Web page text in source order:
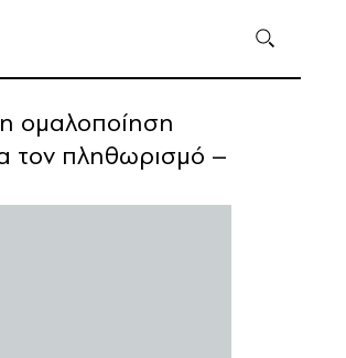
ομαλοποίηση
τον πληθωρισμό –